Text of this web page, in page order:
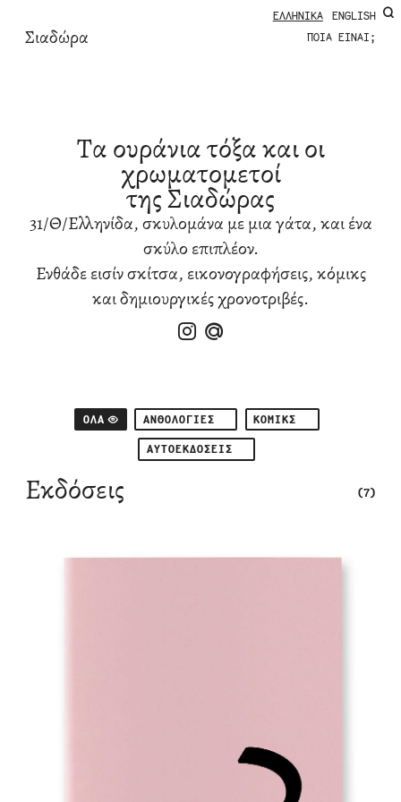
ΕΛΛΗΝΙΚΆ ENGLISH
Σιαδώρα ΠΟΙΆ ΕΊΝΑΙ;
Τα ουράνια τόξα και οι
χρωματομετοί
της Σιαδώρας
31/Θ/Ελληνίδα, σκυλομάνα με μια γάτα, και ένα
σκύλο επιπλέον.
Ενθάδε εισίν σκίτσα, εικονογραφήσεις, κόμικς
και δημιουργικές χρονοτριβές.
ΌΛΑ ΑΝΘΟΛΟΓΊΕΣ ΚΌΜΙΚΣ
ΑΥΤΟΕΚΔΌΣΕΙΣ
Εκδόσεις (7)